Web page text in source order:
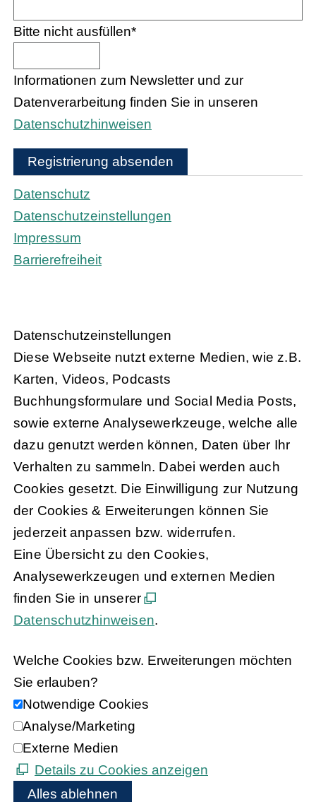
Bitte nicht ausfüllen*
Informationen zum Newsletter und zur
Datenverarbeitung finden Sie in unseren
Datenschutzhinweisen
Registrierung absenden
Datenschutz
Datenschutzeinstellungen
Impressum
Barrierefreiheit
Daten­schutz­ein­stel­lun­gen
Diese Webseite nutzt externe Medien, wie z.B.
Karten, Videos, Podcasts
Buchhungsformulare und Social Media Posts,
sowie externe Analysewerkzeuge, welche alle
dazu genutzt werden können, Daten über Ihr
Verhalten zu sammeln. Dabei werden auch
Cookies gesetzt. Die Einwilligung zur Nutzung
der Cookies & Erweiterungen können Sie
jederzeit anpassen bzw. widerrufen.
Eine Übersicht zu den Cookies,
Analysewerkzeugen und externen Medien
finden Sie in unserer
Datenschutzhinweisen.
Welche Cookies bzw. Erweiterungen möchten
Sie erlauben?
Notwendige Cookies
Analyse/Marketing
Externe Medien
Details zu Cookies anzeigen
Alles ablehnen